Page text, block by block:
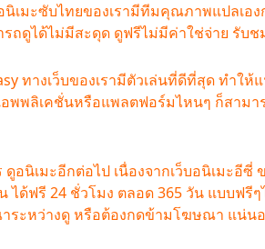
มะซับไทยของเรามีทีมคุณภาพแปลเอ
ถดูได้ไม่มีสะดุด ดูฟรีไม่มีค่าใช่จ่าย รั
างเว็บของเรามีตัวเล่นที่ดีที่สุด ทำให้
พลิเคชั่นหรือแพลตฟอร์มไหนๆ ก็สาม
นิเมะอีกต่อไป เนื่องจากเว็บอนิเมะอี
ได้ฟรี 24 ชั่วโมง ตลอด 365 วัน แบบ
ระหว่างดู หรือต้องกดข้ามโฆษณา แน่น